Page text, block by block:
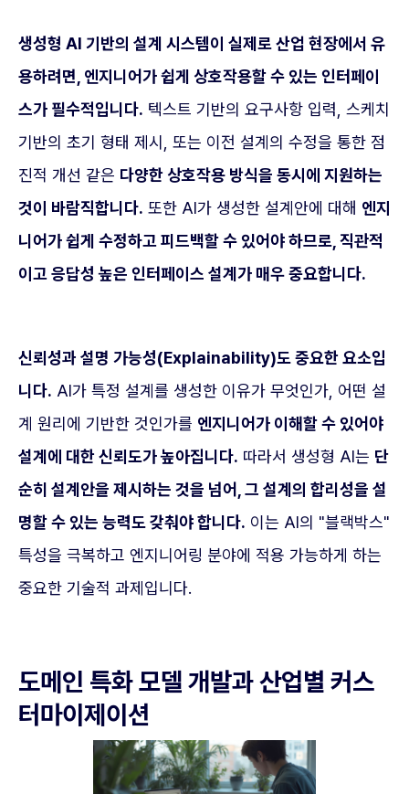
생성형 AI 기반의 설계 시스템이 실제로 산업 현장에서 유
용하려면, 엔지니어가 쉽게 상호작용할 수 있는 인터페이
스가 필수적입니다. 텍스트 기반의 요구사항 입력, 스케치
기반의 초기 형태 제시, 또는 이전 설계의 수정을 통한 점
진적 개선 같은 다양한 상호작용 방식을 동시에 지원하는
것이 바람직합니다. 또한 AI가 생성한 설계안에 대해 엔지
니어가 쉽게 수정하고 피드백할 수 있어야 하므로, 직관적
이고 응답성 높은 인터페이스 설계가 매우 중요합니다.
신뢰성과 설명 가능성(Explainability)도 중요한 요소입
니다. AI가 특정 설계를 생성한 이유가 무엇인가, 어떤 설
계 원리에 기반한 것인가를 엔지니어가 이해할 수 있어야
설계에 대한 신뢰도가 높아집니다. 따라서 생성형 AI는 단
순히 설계안을 제시하는 것을 넘어, 그 설계의 합리성을 설
명할 수 있는 능력도 갖춰야 합니다. 이는 AI의 "블랙박스"
특성을 극복하고 엔지니어링 분야에 적용 가능하게 하는
중요한 기술적 과제입니다.
도메인 특화 모델 개발과 산업별 커스
터마이제이션